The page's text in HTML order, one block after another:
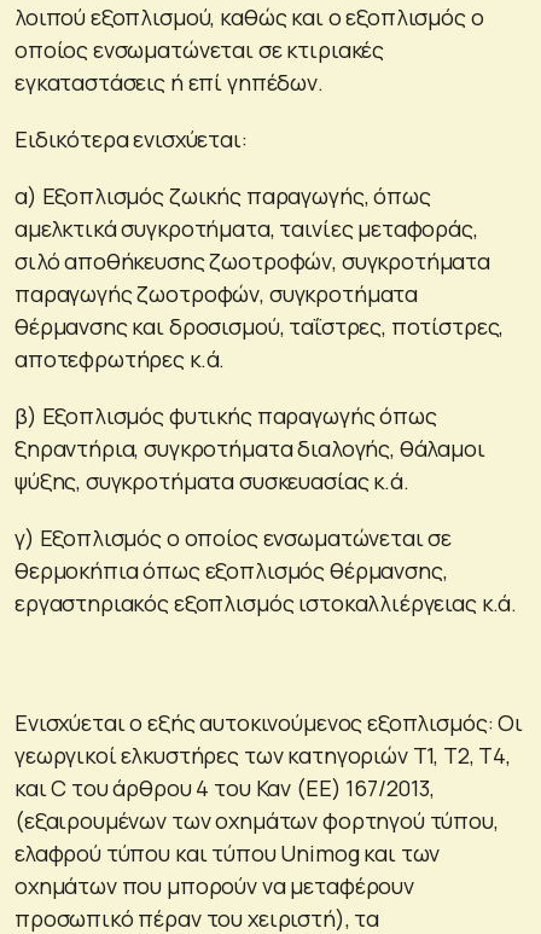
λοιπού εξοπλισμού, καθώς και ο εξοπλισμός ο
οποίος ενσωματώνεται σε κτιριακές
εγκαταστάσεις ή επί γηπέδων.
Ειδικότερα ενισχύεται:
α) Εξοπλισμός ζωικής παραγωγής, όπως
αμελκτικά συγκροτήματα, ταινίες μεταφοράς,
σιλό αποθήκευσης ζωοτροφών, συγκροτήματα
παραγωγής ζωοτροφών, συγκροτήματα
θέρμανσης και δροσισμού, ταΐστρες, ποτίστρες,
αποτεφρωτήρες κ.ά.
β) Εξοπλισμός φυτικής παραγωγής όπως
ξηραντήρια, συγκροτήματα διαλογής, θάλαμοι
ψύξης, συγκροτήματα συσκευασίας κ.ά.
γ) Εξοπλισμός ο οποίος ενσωματώνεται σε
θερμοκήπια όπως εξοπλισμός θέρμανσης,
εργαστηριακός εξοπλισμός ιστοκαλλιέργειας κ.ά.
Ενισχύεται ο εξής αυτοκινούμενος εξοπλισμός: Οι
γεωργικοί ελκυστήρες των κατηγοριών Τ1, Τ2, Τ4,
και C του άρθρου 4 του Καν (ΕΕ) 167/2013,
(εξαιρουμένων των οχημάτων φορτηγού τύπου,
ελαφρού τύπου και τύπου Unimog και των
οχημάτων που μπορούν να μεταφέρουν
προσωπικό πέραν του χειριστή), τα